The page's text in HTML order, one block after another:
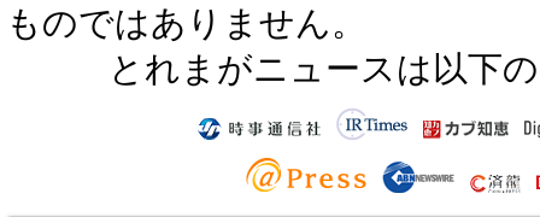
ものではありません。
とれまがニュースは以下